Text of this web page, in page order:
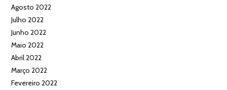
Agosto 2022
Julho 2022
Junho 2022
Maio 2022
Abril 2022
Março 2022
Fevereiro 2022